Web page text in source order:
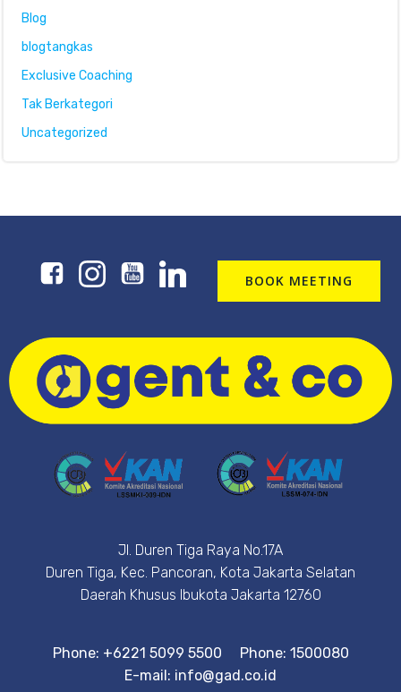
Blog
blogtangkas
Exclusive Coaching
Tak Berkategori
Uncategorized
Jl. Duren Tiga Raya No.17A
Duren Tiga, Kec. Pancoran, Kota Jakarta Selatan
Daerah Khusus Ibukota Jakarta 12760
Phone: +6221 5099 5500
Phone: 1500080
E-mail: info@gad.co.id
BOOK MEETING